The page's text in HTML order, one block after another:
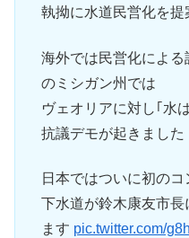
執拗に水道民営化を提
海外では民営化によ
のミシガン州では
ヴェオリアに対し｢水
抗議デモが起きました
日本ではついに初の
下水道が鈴木康友市
ます pic.twitter.com/